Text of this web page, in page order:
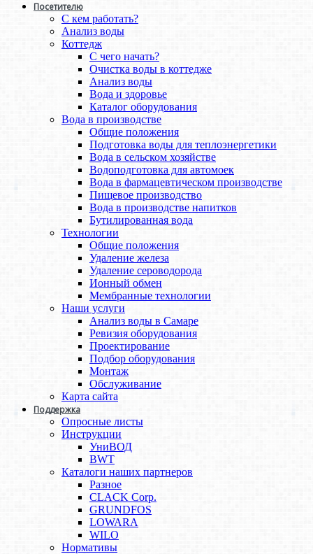
Посетителю
С кем работать?
Анализ воды
Коттедж
С чего начать?
Очистка воды в коттедже
Анализ воды
Вода и здоровье
Каталог оборудования
Вода в производстве
Общие положения
Подготовка воды для теплоэнергетики
Вода в сельском хозяйстве
Водоподготовка для автомоек
Вода в фармацевтическом производстве
Пищевое производство
Вода в производстве напитков
Бутилированная вода
Технологии
Общие положения
Удаление железа
Удаление сероводорода
Ионный обмен
Мембранные технологии
Наши услуги
Анализ воды в Самаре
Ревизия оборудования
Проектирование
Подбор оборудования
Монтаж
Обслуживание
Карта сайта
Поддержка
Опросные листы
Инструкции
УниВОД
BWT
Каталоги наших партнеров
Разное
CLACK Corp.
GRUNDFOS
LOWARA
WILO
Нормативы